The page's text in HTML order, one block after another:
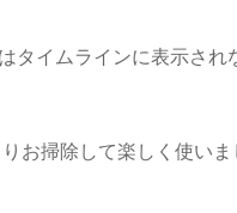
タイムラインに表示され
お掃除して楽しく使いま